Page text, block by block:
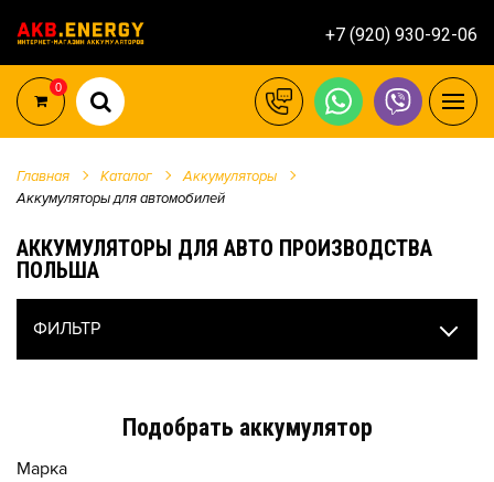
+7 (920) 930-92-06
0
Главная Каталог
Аккумуляторы
Аккумуляторы для автомобилей
АККУМУЛЯТОРЫ ДЛЯ АВТО ПРОИЗВОДСТВА
ПОЛЬША
ФИЛЬТР
Подобрать аккумулятор
Марка